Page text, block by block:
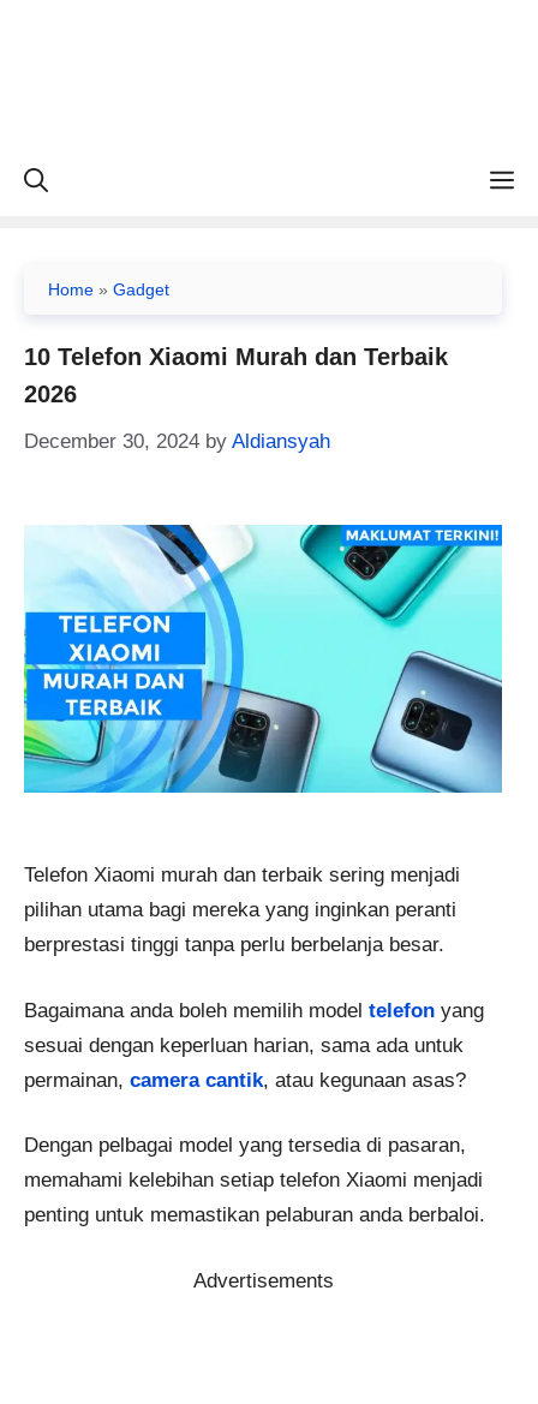
Home » Gadget
10 Telefon Xiaomi Murah dan Terbaik
2026
December 30, 2024 by Aldiansyah
Telefon Xiaomi murah dan terbaik sering menjadi
pilihan utama bagi mereka yang inginkan peranti
berprestasi tinggi tanpa perlu berbelanja besar.
Bagaimana anda boleh memilih model telefon yang
sesuai dengan keperluan harian, sama ada untuk
permainan, camera cantik, atau kegunaan asas?
Dengan pelbagai model yang tersedia di pasaran,
memahami kelebihan setiap telefon Xiaomi menjadi
penting untuk memastikan pelaburan anda berbaloi.
Advertisements